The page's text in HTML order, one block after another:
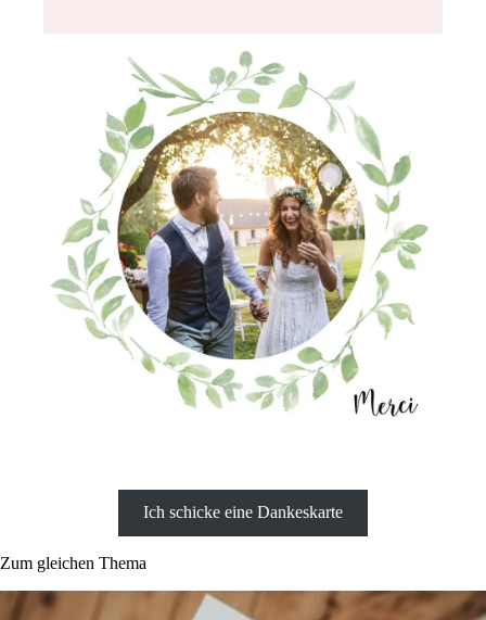
Ich schicke eine Dankeskarte
Zum gleichen Thema